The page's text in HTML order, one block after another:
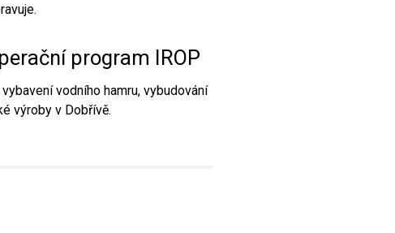
program IROP
vodního hamru, vybudování
výroby v Dobřívě.